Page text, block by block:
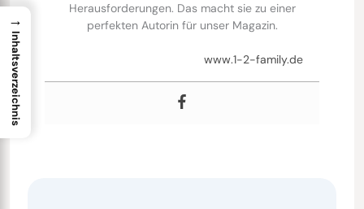
Herausforderungen. Das macht sie zu einer
perfekten Autorin für unser Magazin.
www.1-2-family.de
→
Inhaltsverzeichnis